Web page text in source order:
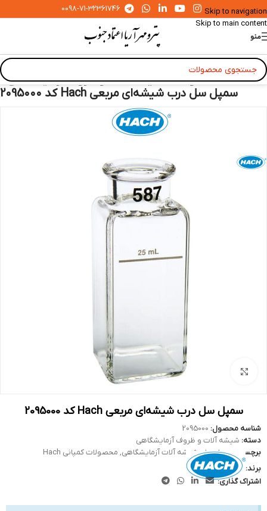
Skip to navigation
Skip to main content
0098-71-32361746
منو
خانه»محصولات»شیشه آلات و ظروف آزمایشگاهی»
سمپل سل درب شیشه‌ای مربعی Hach کد 2095000
بزرگنمایی تصویر
سمپل سل درب شیشه‌ای مربعی Hach کد 2095000
شناسه محصول: 2095000
دسته: شیشه آلات و ظروف آزمایشگاهی
برچسب:
سمپل سل,شیشه آلات آزمایشگاهی, محصولات کمپانی Hach
برند:
اشتراک گذاری: